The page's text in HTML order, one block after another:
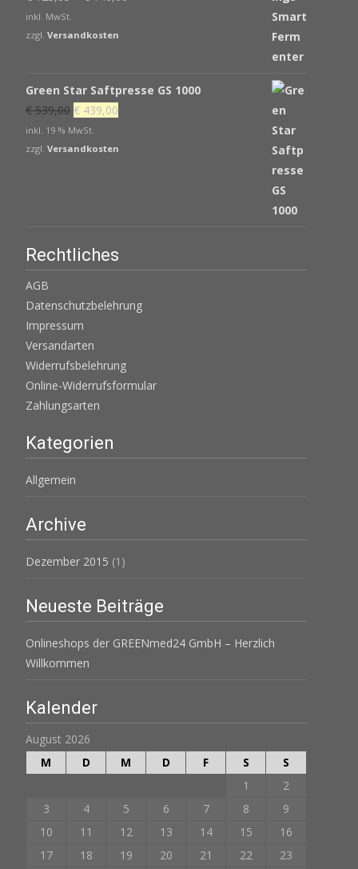
inkl. MwSt.
zzgl. Versandkosten
Green Star Saftpresse GS 1000
€539,00 Ursprünglicher
Preis
war:
€ 439,00
ist:
inkl. 19 % MwSt.
zzgl. Versandkosten
Rechtliches
AGB
Datenschutzbelehrung
Impressum
Versandarten
Widerrufsbelehrung
Online-Widerrufsformular
Zahlungsarten
Kategorien
Allgemein
Archive
Dezember 2015 (1)
Neueste Beiträge
Onlineshops der GREENmed24 GmbH – Herzlich
Willkommen
Kalender
August 2026
M
D M D F S
S
1
2
3
4 5 6 7 8
9
10
11 12 13 14 15
16
17
18 19 20 21 22
23